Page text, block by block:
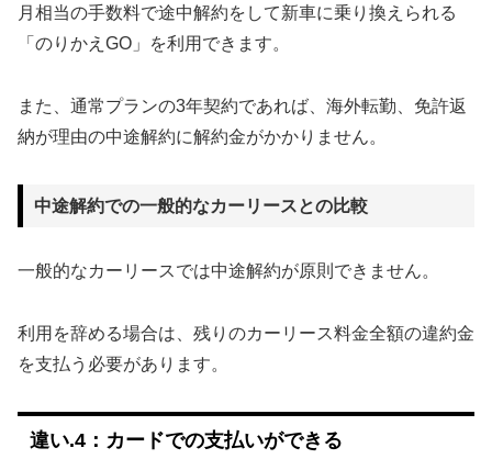
月相当の手数料で途中解約をして新車に乗り換えられる
「のりかえGO」を利用できます。
また、通常プランの3年契約であれば、海外転勤、免許返
納が理由の中途解約に解約金がかかりません。
中途解約での一般的なカーリースとの比較
一般的なカーリースでは中途解約が原則できません。
利用を辞める場合は、残りのカーリース料金全額の違約金
を支払う必要があります。
違い.4：カードでの支払いができる